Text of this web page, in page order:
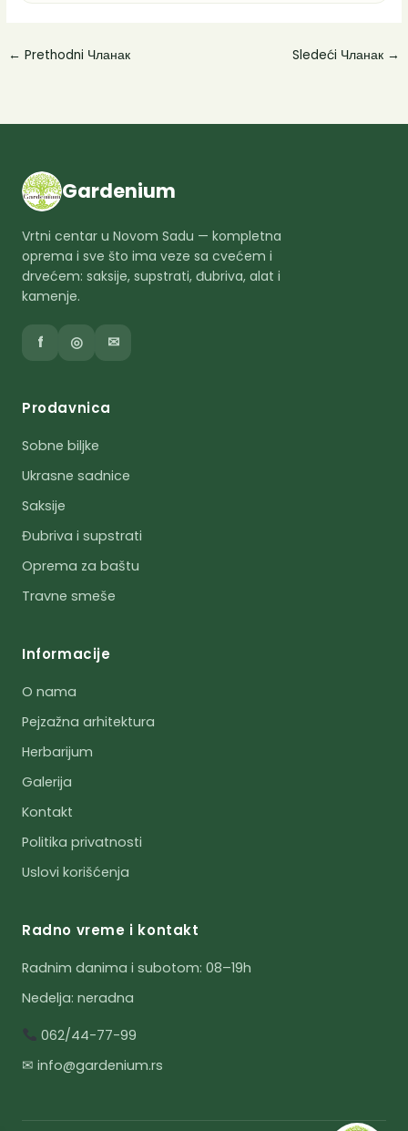
← Prethodni Чланак Sledeći Чланак →
Gardenium
Vrtni centar u Novom Sadu — kompletna
oprema i sve što ima veze sa cvećem i
drvećem: saksije, supstrati, đubriva, alat i
kamenje.
f ◎ ✉
Prodavnica
Sobne biljke
Ukrasne sadnice
Saksije
Đubriva i supstrati
Oprema za baštu
Travne smeše
Informacije
O nama
Pejzažna arhitektura
Herbarijum
Galerija
Kontakt
Politika privatnosti
Uslovi korišćenja
Radno vreme i kontakt
Radnim danima i subotom: 08–19h
Nedelja: neradna
062/44-77-99
✉ info@gardenium.rs